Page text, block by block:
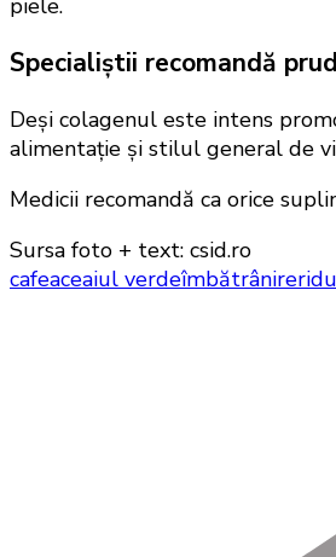
piele.
Specialiștii recomandă
Deși colagenul este intens
alimentație și stilul general de
Medicii recomandă ca orice
Sursa foto + text: csid.ro
cafeaceaiul verdeîmbătrânire